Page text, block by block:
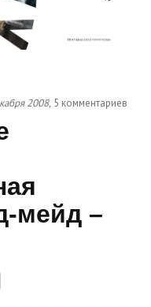
2008, 5 комментариев
мейд –